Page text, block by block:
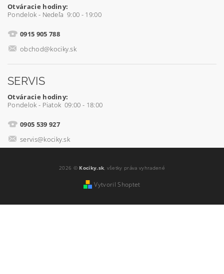
Otváracie hodiny:
Pondelok - Nedeľa 9:00 - 19:00
0915 905 788
obchod@kociky.sk
SERVIS
Otváracie hodiny:
Pondelok - Piatok 09:00 - 18:00
0905 539 927
servis@kociky.sk
2026 © Kociky.sk, všetky práva vyhradené
Vytvoril Shoptet